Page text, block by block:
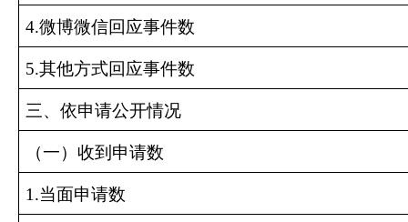
4.微博微信回应事件数
5.其他方式回应事件数
三、依申请公开情况
（一）收到申请数
1.当面申请数